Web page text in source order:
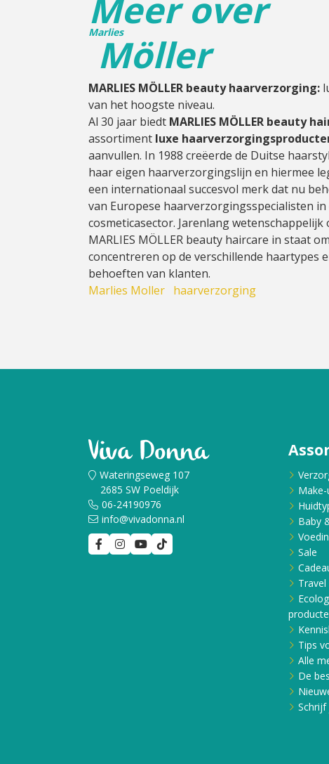
Meer over
Marlies
Möller
MARLIES MÖLLER beauty haarverzorging:
van het hoogste niveau.
Al 30 jaar biedt MARLIES MÖLLER beauty
assortiment luxe
aanvullen. In 1988 creëerde de Duitse
haar eigen haarverzorgingslijn en hiermee
een internationaal succesvol merk dat nu
van Europese haarverzorgingsspecialisten
cosmeticasector. Jarenlang
MARLIES MÖLLER beauty haircare in staat
concentreren op de verschillende haartypes
behoeften van klanten.
Marlies Moller haarverzorging
Wateringseweg 107
2685 SW Poeldijk
06-24190976
info@vivadonna.nl
Make-
Baby
Sale
Tips
Alle
De